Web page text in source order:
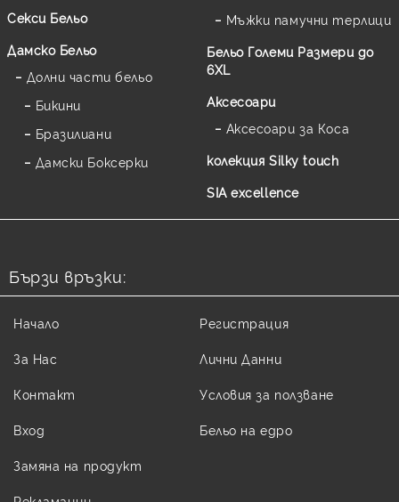
Секси Бельо
Дамско Бельо
Долни части бельо
Бикини
Бразилиани
Дамски Боксерки
Мъжки памучни терлици
Бельо Големи Размери до
6XL
Аксесоари
Аксесоари за Коса
колекция Silky touch
SIA excellence
Бързи връзки:
Начало
За Нас
Контакт
Вход
Регистрация
Лични Данни
Условия за ползване
Бельо на едро
Замяна на продукт